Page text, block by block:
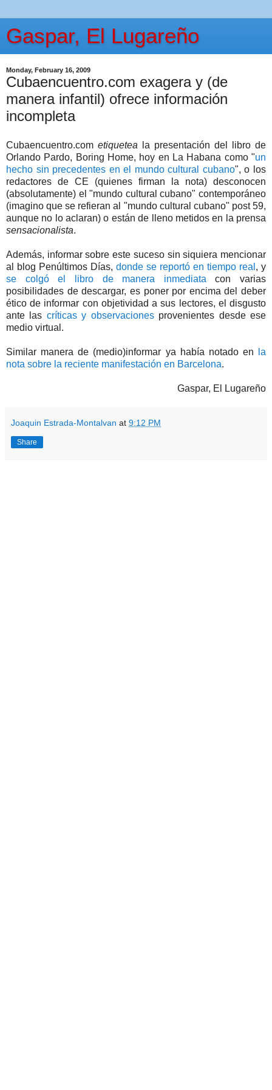
Gaspar, El Lugareño
Monday, February 16, 2009
Cubaencuentro.com exagera y (de
manera infantil) ofrece información
incompleta
Cubaencuentro.com etiquetea la presentación del libro de
Orlando Pardo, Boring Home, hoy en La Habana como "un
hecho sin precedentes en el mundo cultural cubano", o los
redactores de CE (quienes firman la nota) desconocen
(absolutamente) el "mundo cultural cubano" contemporáneo
(imagino que se refieran al "mundo cultural cubano" post 59,
aunque no lo aclaran) o están de lleno metidos en la prensa
sensacionalista.
Además, informar sobre este suceso sin siquiera mencionar
al blog Penúltimos Días, donde se reportó en tiempo real , y
se colgó el libro de manera inmediata con varias
posibilidades de descargar, es poner por encima del deber
ético de informar con objetividad a sus lectores, el disgusto
ante las críticas y observacionesprovenientes desde ese
medio virtual.
Similar manera de (medio)informar ya había notado en
la
nota sobre la reciente manifestación en Barcelona.
Gaspar, El Lugareño
Joaquin Estrada-Montalvan at 9:12 PM
Share